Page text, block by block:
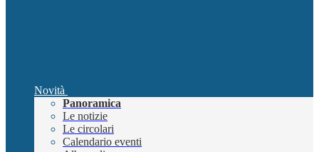
Novità
Panoramica
Le notizie
Le circolari
Calendario eventi